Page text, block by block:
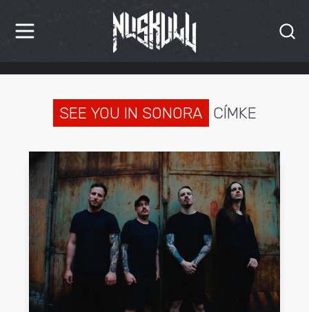
HÍREK
KRITIKÁK
INTERJÚK
PREMIEREK
KULT
MÁSVILÁG
BLOG
SEE YOU IN SONORA CÍMKE